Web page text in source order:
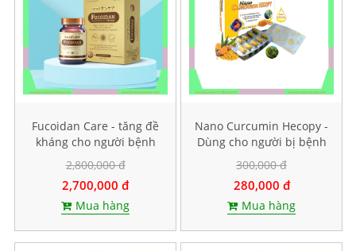
Fucoidan Care - tăng đề
kháng cho người bệnh
ung thư, Hộp 60 viên
nang cứng
2,800,000 đ
2,700,000 đ
Mua hàng
Nano Curcumin Hecopy -
Dùng cho người bị bệnh
dạ dày. Hộp 60 viên
300,000 đ
280,000 đ
Mua hàng